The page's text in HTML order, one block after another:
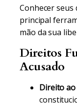
Conhecer seus
principal
mão da sua
Direitos
Acusado
Direito ao